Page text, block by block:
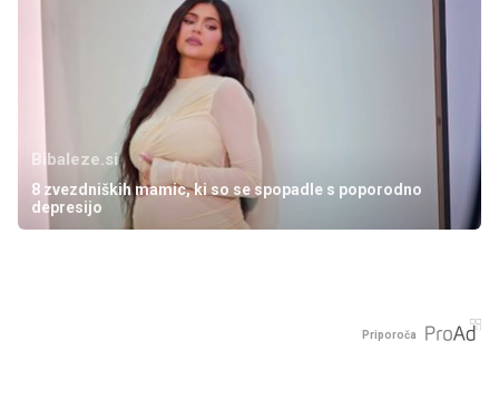
Bibaleze.si
8 zvezdniških mamic, ki so se spopadle s poporodno
depresijo
Priporoča